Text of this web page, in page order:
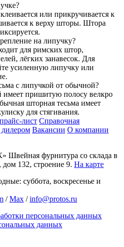
или прикручивается к
к верху шторы. Штора
на липучку?
для римских штор,
лёгких занавесок. Для
усиленную липучку или
с липучкой от обычной?
имеет пришитую полосу велкро
шторная тесьма имеет
для стягивания.
лист Справочная
дилером Вакансии О компании
Швейная фурнитура со склада в
132, строение 9. На карте
суббота, воскресенье и
/Max /info@protos.ru
персональных данных
данных